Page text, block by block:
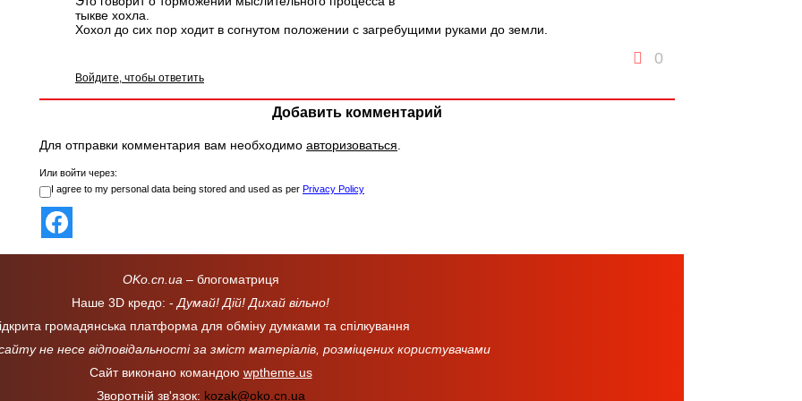
тыкве хохла.
Хохол до сих пор ходит в согнутом положении с загребущими руками до земли.
0
Войдите, чтобы ответить
Добавить комментарий
Для отправки комментария вам необходимо авторизоваться
Или войти через:
I agree to my personal data being stored and used as per Privacy Policy
OKo.cn.ua – блогоматриця
Наше 3D кредо: - Думай! Дій! Дихай вільно!
громадянська платформа для обміну думками та спілкування
не несе відповідальності за зміст матеріалів, розміщених користувачами
Сайт виконано командою wptheme.us
Зворотній зв'язок: kozak@oko.cn.ua